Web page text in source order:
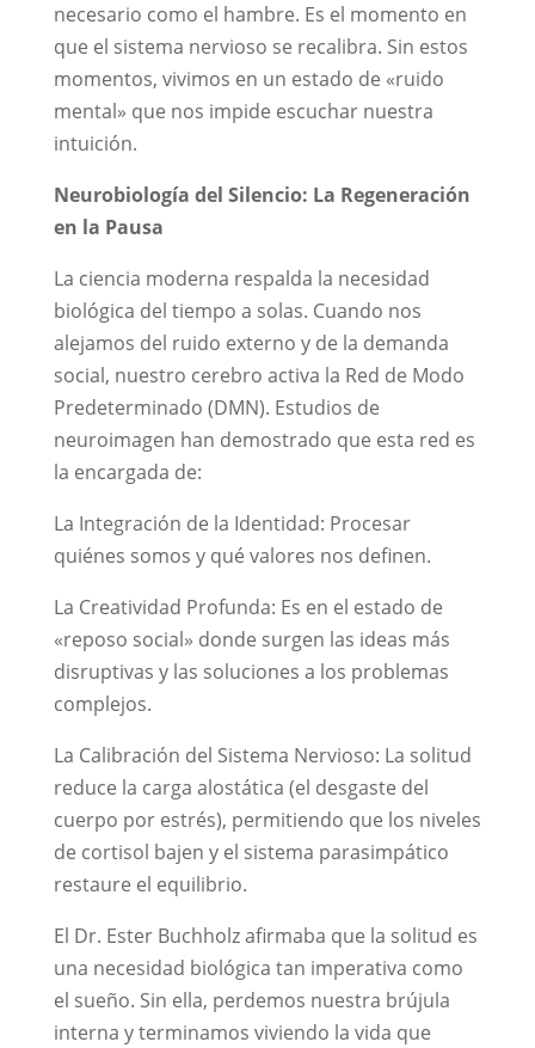
necesario como el hambre. Es el momento en
que el sistema nervioso se recalibra. Sin estos
momentos, vivimos en un estado de «ruido
mental» que nos impide escuchar nuestra
intuición.
Neurobiología del Silencio: La Regeneración
en la Pausa
La ciencia moderna respalda la necesidad
biológica del tiempo a solas. Cuando nos
alejamos del ruido externo y de la demanda
social, nuestro cerebro activa la Red de Modo
Predeterminado (DMN). Estudios de
neuroimagen han demostrado que esta red es
la encargada de:
La Integración de la Identidad: Procesar
quiénes somos y qué valores nos definen.
La Creatividad Profunda: Es en el estado de
«reposo social» donde surgen las ideas más
disruptivas y las soluciones a los problemas
complejos.
La Calibración del Sistema Nervioso: La solitud
reduce la carga alostática (el desgaste del
cuerpo por estrés), permitiendo que los niveles
de cortisol bajen y el sistema parasimpático
restaure el equilibrio.
El Dr. Ester Buchholz afirmaba que la solitud es
una necesidad biológica tan imperativa como
el sueño. Sin ella, perdemos nuestra brújula
interna y terminamos viviendo la vida que